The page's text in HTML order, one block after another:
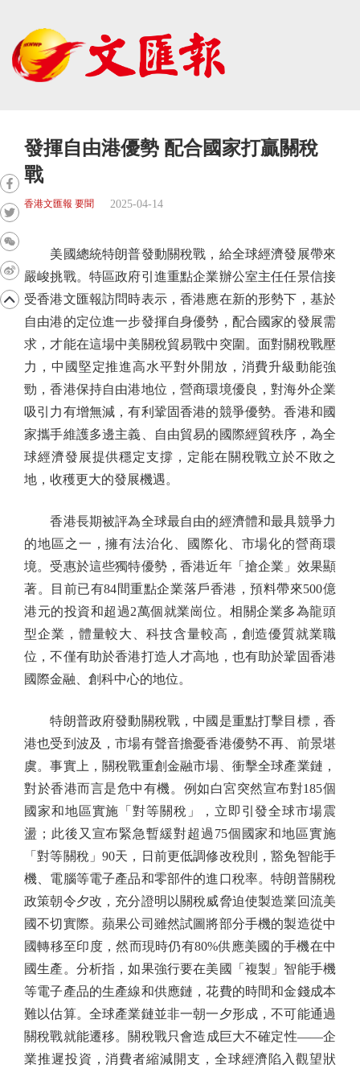
發揮自由港優勢 配合國家打贏關稅
戰
香港文匯報 要聞 2025-04-14
美國總統特朗普發動關稅戰，給全球經濟發展帶來
嚴峻挑戰。特區政府引進重點企業辦公室主任任景信接
受香港文匯報訪問時表示，香港應在新的形勢下，基於
自由港的定位進一步發揮自身優勢，配合國家的發展需
求，才能在這場中美關稅貿易戰中突圍。面對關稅戰壓
力，中國堅定推進高水平對外開放，消費升級動能強
勁，香港保持自由港地位，營商環境優良，對海外企業
吸引力有增無減，有利鞏固香港的競爭優勢。香港和國
家攜手維護多邊主義、自由貿易的國際經貿秩序，為全
球經濟發展提供穩定支撐，定能在關稅戰立於不敗之
地，收穫更大的發展機遇。
香港長期被評為全球最自由的經濟體和最具競爭力
的地區之一，擁有法治化、國際化、市場化的營商環
境。受惠於這些獨特優勢，香港近年「搶企業」效果顯
著。目前已有84間重點企業落戶香港，預料帶來500億
港元的投資和超過2萬個就業崗位。相關企業多為龍頭
型企業，體量較大、科技含量較高，創造優質就業職
位，不僅有助於香港打造人才高地，也有助於鞏固香港
國際金融、創科中心的地位。
特朗普政府發動關稅戰，中國是重點打擊目標，香
港也受到波及，市場有聲音擔憂香港優勢不再、前景堪
虞。事實上，關稅戰重創金融市場、衝擊全球產業鏈，
對於香港而言是危中有機。例如白宮突然宣布對185個
國家和地區實施「對等關稅」，立即引發全球市場震
盪；此後又宣布緊急暫緩對超過75個國家和地區實施
「對等關稅」90天，日前更低調修改稅則，豁免智能手
機、電腦等電子產品和零部件的進口稅率。特朗普關稅
政策朝令夕改，充分證明以關稅威脅迫使製造業回流美
國不切實際。蘋果公司雖然試圖將部分手機的製造從中
國轉移至印度，然而現時仍有80%供應美國的手機在中
國生產。分析指，如果強行要在美國「複製」智能手機
等電子產品的生產線和供應鏈，花費的時間和金錢成本
難以估算。全球產業鏈並非一朝一夕形成，不可能通過
關稅戰就能遷移。關稅戰只會造成巨大不確定性——企
業推遲投資，消費者縮減開支，全球經濟陷入觀望狀